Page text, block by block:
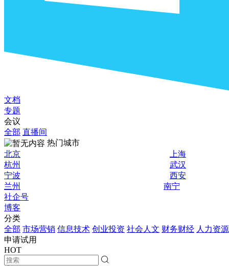
文档
专题
会议
全部 直播间
热门城市
北京
上海
杭州
武汉
宁波
西安
兰州
南宁
社企号
博客
分类
全部 市场营销 信息技术 创业投资 社会人文 财务财经 人力资源
申请试用
HOT